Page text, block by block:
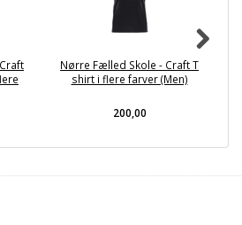
Nørre Fælled Skole - Craft T
shirt i flere farver (Men)
200,00